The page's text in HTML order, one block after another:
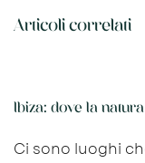
Articoli correlati
Ibiza: dove la
Ci sono luoghi